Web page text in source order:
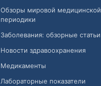
Обзоры мировой медицинской
периодики
Заболевания: обзорные статьи
Новости здравоохранения
Медикаменты
Лабораторные показатели